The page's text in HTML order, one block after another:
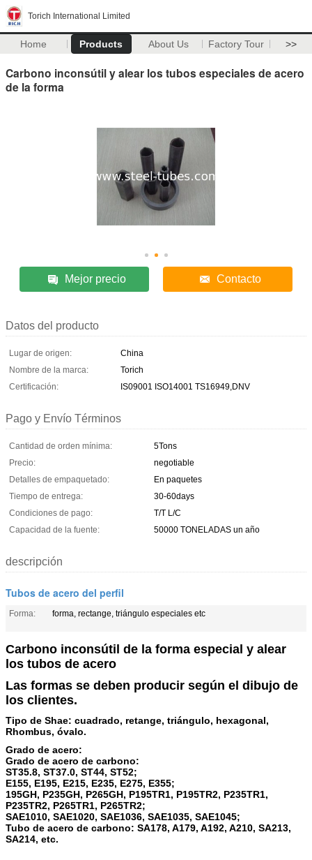
Torich International Limited
Home Products About Us Factory Tour >>
Carbono inconsútil y alear los tubos especiales de acero
de la forma
Mejor precio Contacto
Datos del producto
Lugar de origen:
China
Nombre de la marca:
Torich
Certificación:
IS09001 ISO14001 TS16949,DNV
Pago y Envío Términos
Cantidad de orden mínima:
5Tons
Precio:
negotiable
Detalles de empaquetado:
En paquetes
Tiempo de entrega:
30-60days
Condiciones de pago:
T/T L/C
Capacidad de la fuente:
50000 TONELADAS un año
descripción
Tubos de acero del perfil
Forma: forma, rectange, triángulo especiales etc
Carbono inconsútil de la forma especial y alear
los tubos de acero
Las formas se deben producir según el dibujo de
los clientes.
Tipo de Shae: cuadrado, retange, triángulo, hexagonal,
Rhombus, óvalo.
Grado de acero:
Grado de acero de carbono:
ST35.8, ST37.0, ST44, ST52;
E155, E195, E215, E235, E275, E355;
195GH, P235GH, P265GH, P195TR1, P195TR2, P235TR1,
P235TR2, P265TR1, P265TR2;
SAE1010, SAE1020, SAE1036, SAE1035, SAE1045;
Tubo de acero de carbono: SA178, A179, A192, A210, SA213,
SA214, etc.